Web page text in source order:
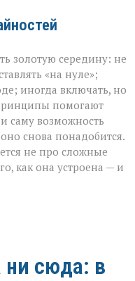
золотую середину: не
«на нуле»;
иногда включать, но
помогают
саму возможность
снова понадобится.
не про сложные
как она устроена — и
ни сюда: в